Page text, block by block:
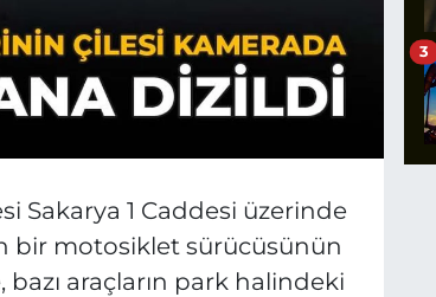
Sakarya 1 Caddesi üzerinde
bir motosiklet sürücüsünün
araçların park halindeki
3